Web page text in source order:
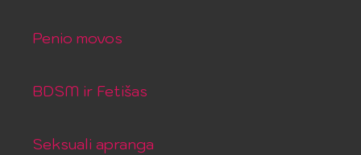
Penio movos
BDSM ir Fetišas
Seksuali apranga